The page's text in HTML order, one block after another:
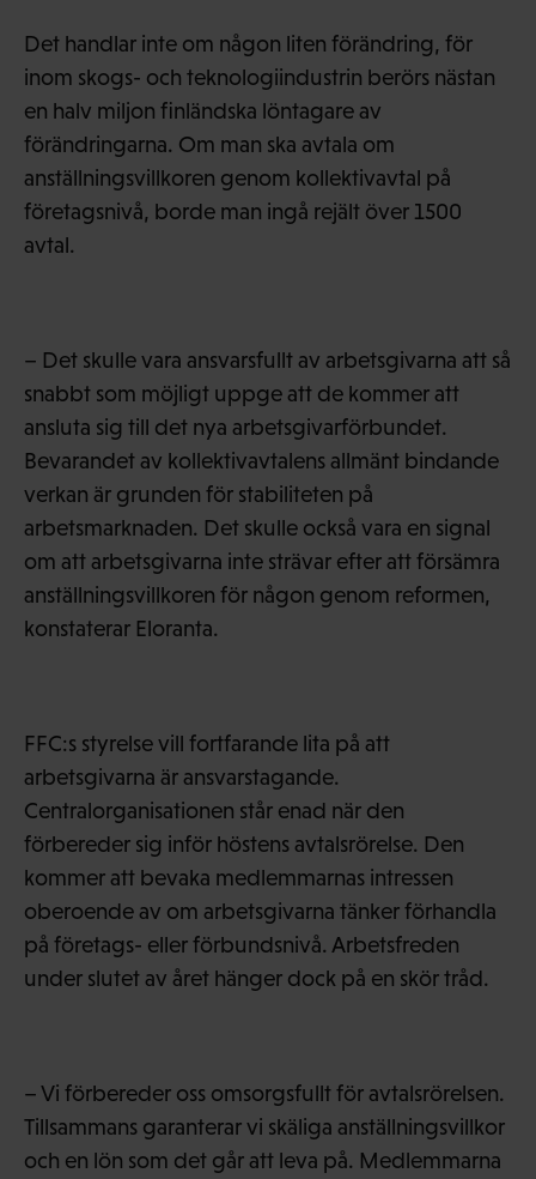
Det handlar inte om någon liten förändring, för
inom skogs- och teknologiindustrin berörs nästan
en halv miljon finländska löntagare av
förändringarna. Om man ska avtala om
anställningsvillkoren genom kollektivavtal på
företagsnivå, borde man ingå rejält över 1500
avtal.
– Det skulle vara ansvarsfullt av arbetsgivarna att så
snabbt som möjligt uppge att de kommer att
ansluta sig till det nya arbetsgivarförbundet.
Bevarandet av kollektivavtalens allmänt bindande
verkan är grunden för stabiliteten på
arbetsmarknaden. Det skulle också vara en signal
om att arbetsgivarna inte strävar efter att försämra
anställningsvillkoren för någon genom reformen,
konstaterar Eloranta.
FFC:s styrelse vill fortfarande lita på att
arbetsgivarna är ansvarstagande.
Centralorganisationen står enad när den
förbereder sig inför höstens avtalsrörelse. Den
kommer att bevaka medlemmarnas intressen
oberoende av om arbetsgivarna tänker förhandla
på företags- eller förbundsnivå. Arbetsfreden
under slutet av året hänger dock på en skör tråd.
– Vi förbereder oss omsorgsfullt för avtalsrörelsen.
Tillsammans garanterar vi skäliga anställningsvillkor
och en lön som det går att leva på. Medlemmarna